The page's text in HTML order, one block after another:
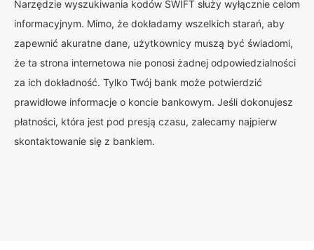
Narzędzie wyszukiwania kodów SWIFT służy wyłącznie celom
informacyjnym. Mimo, że dokładamy wszelkich starań, aby
zapewnić akuratne dane, użytkownicy muszą być świadomi,
że ta strona internetowa nie ponosi żadnej odpowiedzialności
za ich dokładność. Tylko Twój bank może potwierdzić
prawidłowe informacje o koncie bankowym. Jeśli dokonujesz
płatności, która jest pod presją czasu, zalecamy najpierw
skontaktowanie się z bankiem.